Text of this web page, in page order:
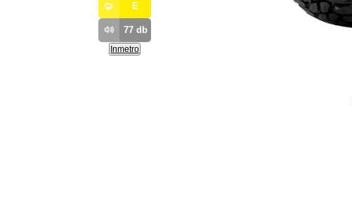
E
77db
Inmetro